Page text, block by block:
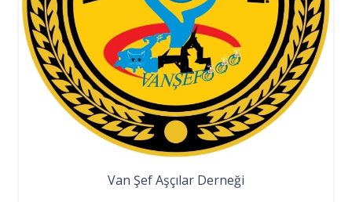
Van Şef Aşçılar Derneği